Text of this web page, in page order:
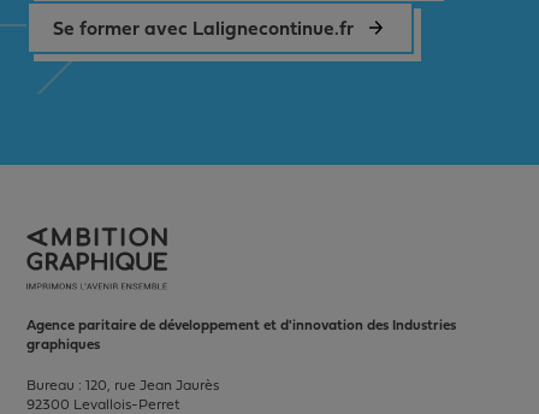
Se former avec Lalignecontinue.fr
Agence paritaire de développement et d'innovation des Industries
graphiques
Bureau : 120, rue Jean Jaurès
92300 Levallois-Perret